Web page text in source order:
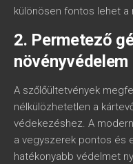
különösen fontos lehet a
2. Permetező
növényvédelem
A szőlőültetvények
nélkülözhetetlen a
védekezéshez. A
a vegyszerek pontos és
hatékonyabb védelmet